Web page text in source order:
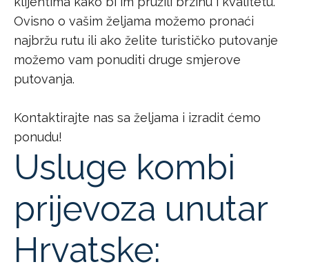
Ovisno o vašim željama možemo pronaći
najbržu rutu ili ako želite turističko putovanje
možemo vam ponuditi druge smjerove
putovanja.
Kontaktirajte nas sa željama i izradit ćemo
ponudu!
Usluge kombi
prijevoza unutar
Hrvatske: